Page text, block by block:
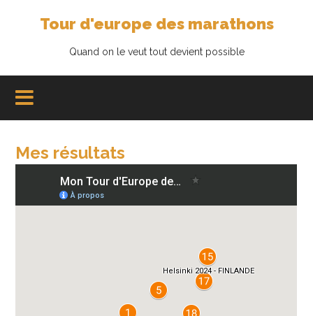
Tour d'europe des marathons
Quand on le veut tout devient possible
Mes résultats